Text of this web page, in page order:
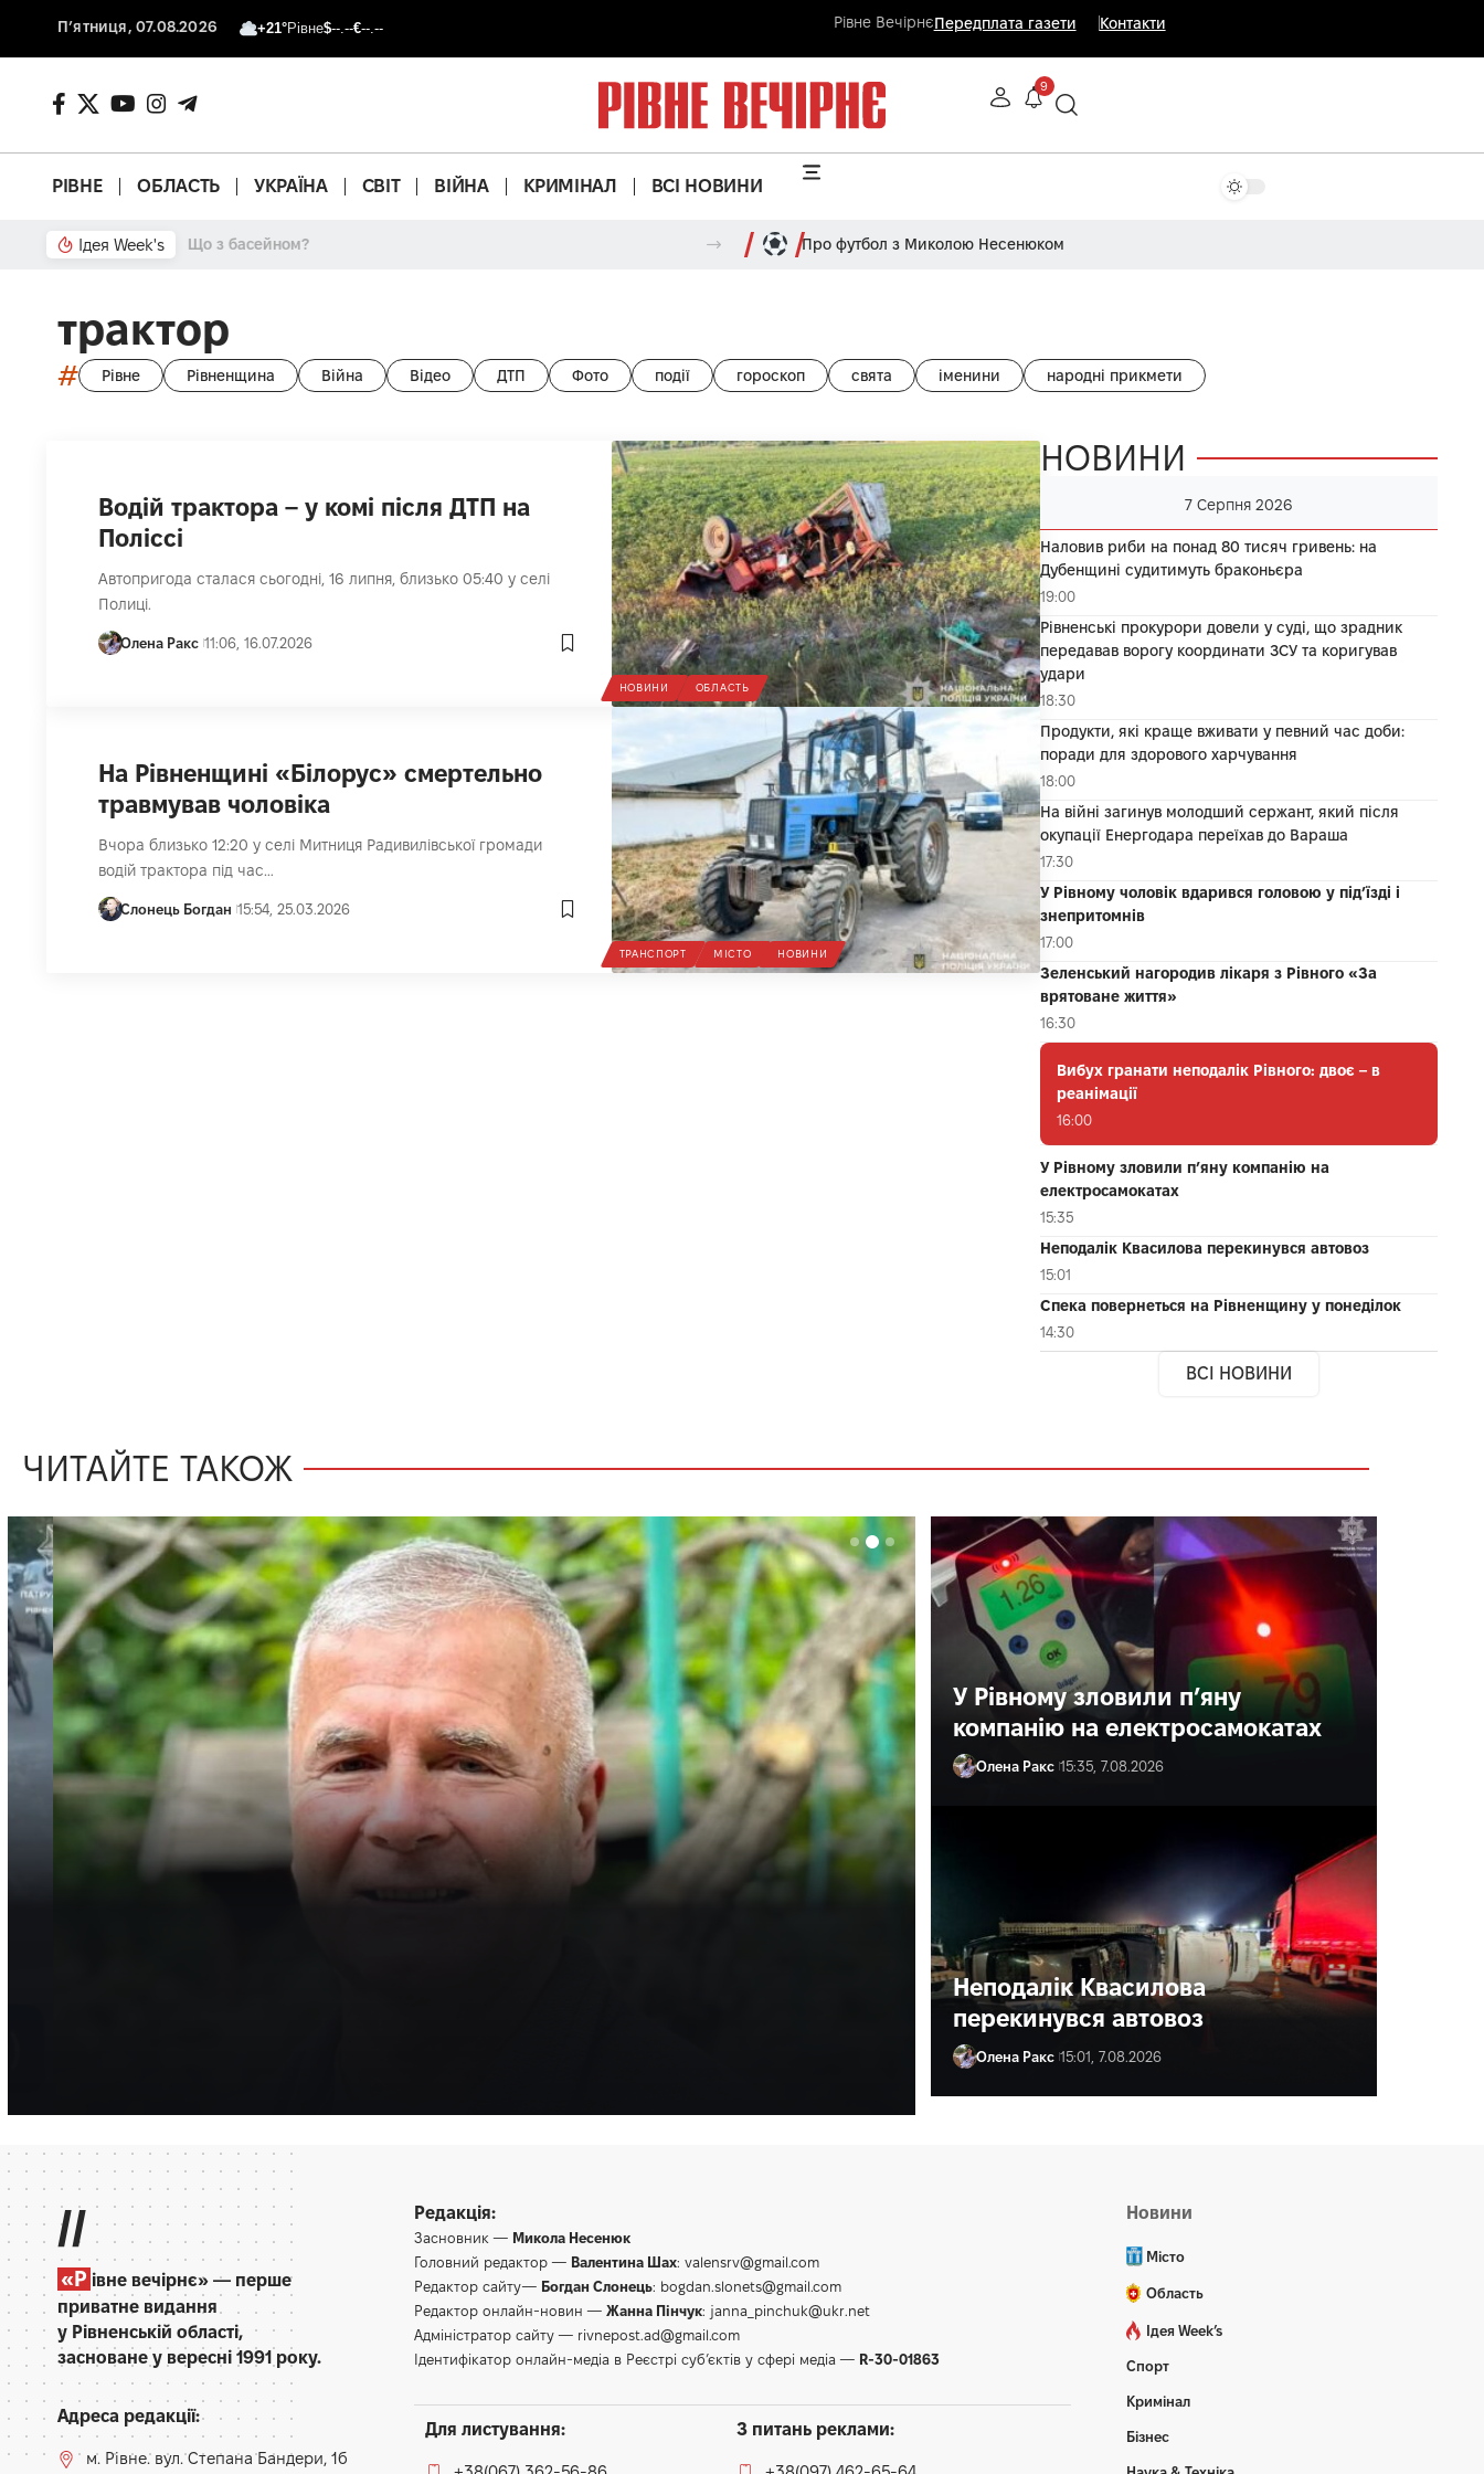
П’ятниця, 07.08.2026 +21°Рівне$--.--€--.-- Рівне ВечірнєПередплата газети Контакти
9
РІВНЕ ОБЛАСТЬ УКРАЇНА СВІТ ВІЙНА КРИМІНАЛ ВСІ НОВИНИ
Ідея Week's Що з басейном? Про футбол з Миколою Несенюком
трактор
# Рівне Рівненщина Війна Відео ДТП Фото події гороскоп свята іменини народні прикмети
НОВИНИ ОБЛАСТЬ
Водій трактора – у комі після ДТП на
Поліссі
Автопригода сталася сьогодні, 16 липня, близько 05:40 у селі
Полиці.
Олена Ракс 11:06, 16.07.2026
ТРАНСПОРТ МІСТО НОВИНИ
На Рівненщині «Білорус» смертельно
травмував чоловіка
Вчора близько 12:20 у селі Митниця Радивилівської громади
водій трактора під час…
Слонець Богдан 15:54, 25.03.2026
НОВИНИ
7 Серпня 2026
Наловив риби на понад 80 тисяч гривень: на
Дубенщині судитимуть браконьєра
19:00
Рівненські прокурори довели у суді, що зрадник
передавав ворогу координати ЗСУ та коригував
удари
18:30
Продукти, які краще вживати у певний час доби:
поради для здорового харчування
18:00
На війні загинув молодший сержант, який після
окупації Енергодара переїхав до Вараша
17:30
У Рівному чоловік вдарився головою у під’їзді і
знепритомнів
17:00
Зеленський нагородив лікаря з Рівного «За
врятоване життя»
16:30
Вибух гранати неподалік Рівного: двоє – в
реанімації
16:00
У Рівному зловили п’яну компанію на
електросамокатах
15:35
Неподалік Квасилова перекинувся автовоз
15:01
Спека повернеться на Рівненщину у понеділок
14:30
ВСІ НОВИНИ
ЧИТАЙТЕ ТАКОЖ
МІСТО
У Рівному зловили п’яну
компанію на електросамокатах
Олена Ракс 15:35, 7.08.2026
Неподалік Квасилова
перекинувся автовоз
Олена Ракс 15:01, 7.08.2026
//
«Р івне вечірнє» — перше
приватне видання
у Рівненській області,
засноване у вересні 1991 року.
Адреса редакції:
м. Рівне. вул. Степана Бандери, 1б
Редакція:
Засновник — Микола Несенюк
Головний редактор — Валентина Шах: valensrv@gmail.com
Редактор сайту— Богдан Слонець: bogdan.slonets@gmail.com
Редактор онлайн-новин — Жанна Пінчук: janna_pinchuk@ukr.net
Адміністратор сайту — rivnepost.ad@gmail.com
Ідентифікатор онлайн-медіа в Реєстрі суб’єктів у сфері медіа — R-30-01863
Для листування: З питань реклами:
Новини
Місто
Область
Ідея Week’s
Спорт
Кримінал
Бізнес